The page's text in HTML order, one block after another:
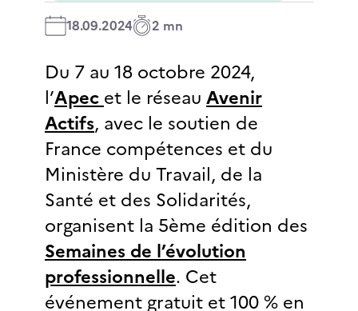
18.09.2024 2 mn
Du 7 au 18 octobre 2024,
l’Apec et le réseau Avenir
Actifs, avec le soutien de
France compétences et du
Ministère du Travail, de la
Santé et des Solidarités,
organisent la 5ème édition des
Semaines de l’évolution
professionnelle. Cet
événement gratuit et 100 % en